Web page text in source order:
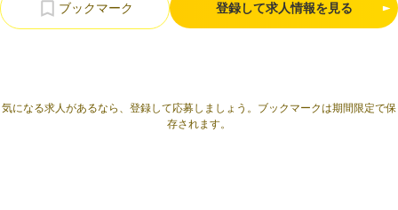
登録して求人情報を見る
気になる求人があるなら、登録して応募しましょう。ブックマークは期間限定で保
存されます。